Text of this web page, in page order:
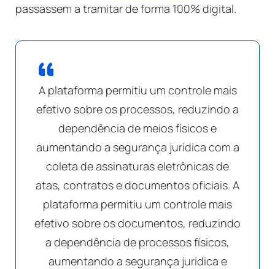
passassem a tramitar de forma 100% digital.
A plataforma permitiu um controle mais
efetivo sobre os processos, reduzindo a
dependência de meios físicos e
aumentando a segurança jurídica com a
coleta de assinaturas eletrônicas de
atas, contratos e documentos oficiais. A
plataforma permitiu um controle mais
efetivo sobre os documentos, reduzindo
a dependência de processos físicos,
aumentando a segurança jurídica e